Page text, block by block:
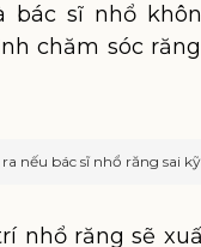
bác sĩ nhổ
chăm sóc
nếu bác sĩ nhổ răng sai
nhổ răng sẽ